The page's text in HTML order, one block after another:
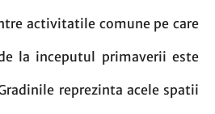
activitatile comune pe care
la inceputul primaverii este
reprezinta acele spatii